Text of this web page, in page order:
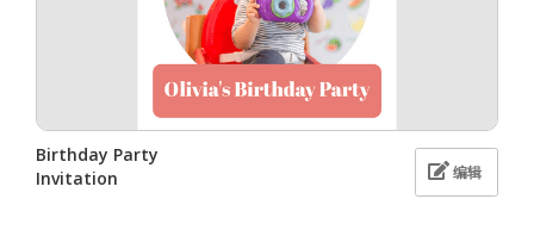
Birthday Party
Invitation
编辑